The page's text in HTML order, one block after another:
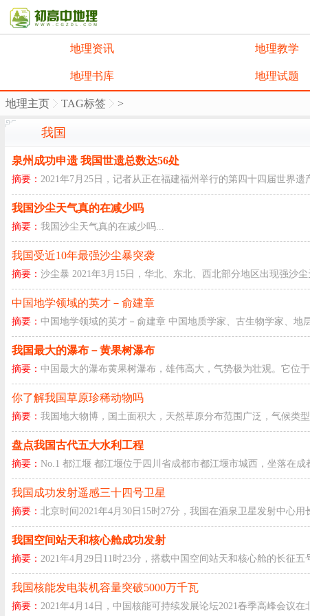
地理资讯 地理教学
地理书库 地理试题
地理主页 >
TAG标签
我国
泉州成功申遗 我国世遗总数达56处
摘要： 2021年7月25日，记者从正在福建福州举行的第四十四届世界
我国沙尘天气真的在减少吗
摘要： 我国沙尘天气真的在减少吗...
我国受近10年最强沙尘暴突袭
摘要： 沙尘暴 2021年3月15日，华北、东北、西北部分地区出现强沙
中国地学领域的英才－俞建章
摘要： 中国地学领域的英才－俞建章 中国地质学家、古生物学家、地
我国最大的瀑布－黄果树瀑布
摘要： 中国最大的瀑布黄果树瀑布，雄伟高大，气势极为壮观。它位
你了解我国草原珍稀动物吗
摘要： 我国地大物博，国土面积大，天然草原分布范围广泛，气候类
盘点我国古代五大水利工程
摘要： No.1 都江堰 都江堰位于四川省成都市都江堰市城西，坐落在
我国成功发射遥感三十四号卫星
摘要： 北京时间2021年4月30日15时27分，我国在酒泉卫星发射中心
我国空间站天和核心舱成功发射
摘要： 2021年4月29日11时23分，搭载中国空间站天和核心舱的长征
我国核能发电装机容量突破5000万千瓦
摘要： 2021年4月14日，中国核能可持续发展论坛2021春季高峰会议